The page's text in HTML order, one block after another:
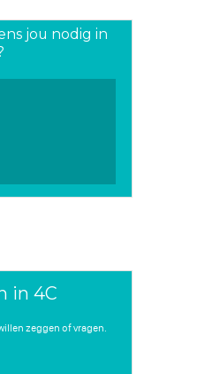
jou nodig in
in 4C
zeggen of vragen.